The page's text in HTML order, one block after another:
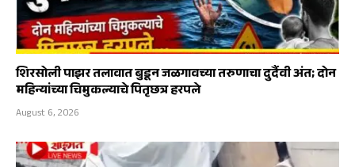
शिरसोली पाझर तलावात बुडून जळगावच्या तरुणाचा दुर्दैवी अंत; दोन
महिन्यांच्या चिमुकल्याचे पितृछत्र हरपले
August 6, 2026